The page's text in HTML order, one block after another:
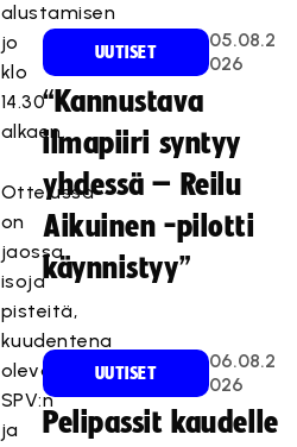
alustamisen
jo
klo
14.30
alkaen.
Ottelussa
on
jaossa
isoja
pisteitä,
kuudentena
olevan
SPV:n
ja
UUTISET
05.08.2
026
“Kannustava
ilmapiiri syntyy
yhdessä – Reilu
Aikuinen -pilotti
käynnistyy”
UUTISET
06.08.2
026
Pelipassit kaudelle